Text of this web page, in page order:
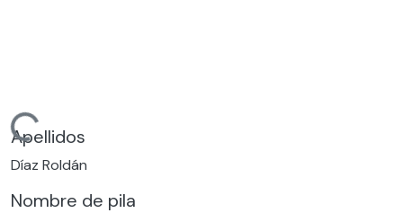
Apellidos
Díaz Roldán
Nombre de pila